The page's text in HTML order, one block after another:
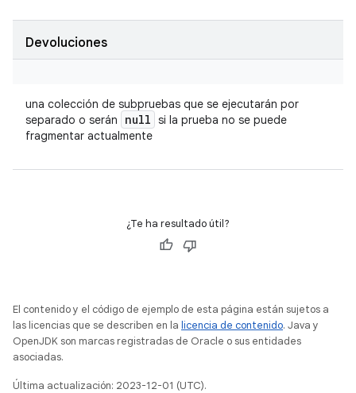
Devoluciones
una colección de subpruebas que se ejecutarán por
separado o serán
null si la prueba no se puede
fragmentar actualmente
¿Te ha resultado útil?
El contenido y el código de ejemplo de esta página están sujetos a
las licencias que se describen en la licencia de contenido. Java y
OpenJDK son marcas registradas de Oracle o sus entidades
asociadas.
Última actualización: 2023-12-01 (UTC).